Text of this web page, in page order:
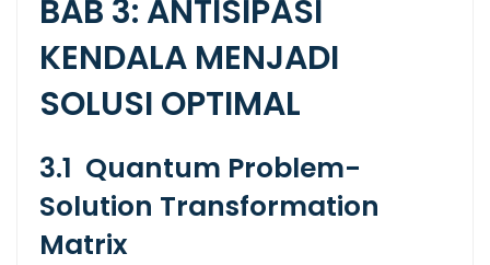
BAB 3: ANTISIPASI
KENDALA MENJADI
SOLUSI OPTIMAL
3.1 Quantum Problem-
Solution Transformation
Matrix